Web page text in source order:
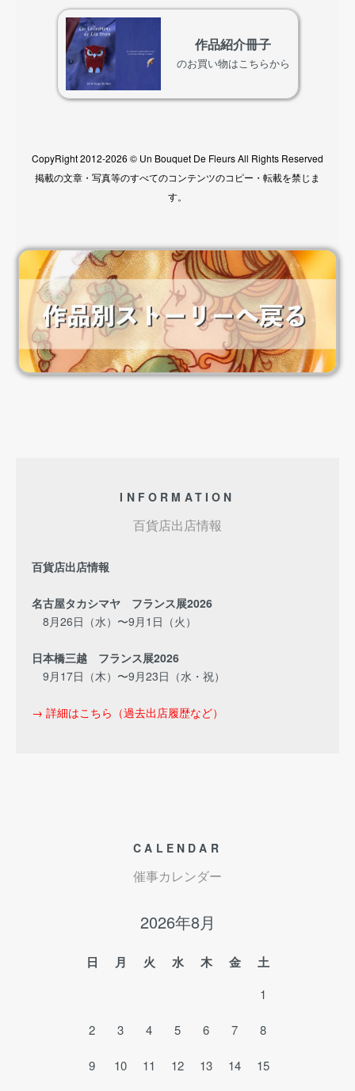
作品紹介冊子
のお買い物はこちらから
CopyRight 2012-2026 © Un Bouquet De Fleurs All Rights Reserved
掲載の文章・写真等のすべてのコンテンツのコピー・転載を禁じま
す。
INFORMATION
百貨店出店情報
百貨店出店情報
名古屋タカシマヤ フランス展2026
8月26日（水）〜9月1日（火）
日本橋三越 フランス展2026
9月17日（木）〜9月23日（水・祝）
→ 詳細はこちら（過去出店履歴など）
CALENDAR
催事カレンダー
2026年8月
日 月 火 水 木 金 土
1
2 3 4 5 6 7 8
9 10 11 12 13 14 15